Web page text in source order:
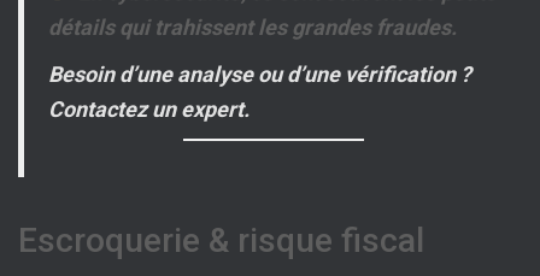
détails qui trahissent les grandes fraudes.
Besoin d’une analyse ou d’une vérification ?
Contactez un expert.
Escroquerie & risque fiscal